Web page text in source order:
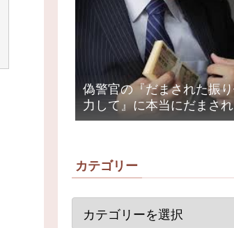
偽警官の『だまされた振
力して』に本当にだまさ
女性1200万円被害
カテゴリー